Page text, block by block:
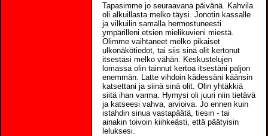
Tapasimme jo seuraavana päivänä. Kahvila
oli alkuillasta melko täysi. Jonotin kassalle
ja vilkuilin samalla hermostuneesti
ympärilleni etsien mielikuvieni miestä.
Olimme vaihtaneet melko pikaiset
ulkonäkötiedot, tai siis sinä olit kertonut
itsestäsi melko vähän. Keskustelujen
lomassa olin tainnut kertoa itsestäni paljon
enemmän. Latte vihdoin kädessäni käänsin
katsettani ja siinä sinä olit. Olin yhtäkkiä
siitä ihan varma. Hymysi oli juuri niin tietävä
ja katseesi vahva, arvioiva. Jo ennen kuin
istahdin sinua vastapäätä, tiesin - tai
ainakin toivoin kiihkeästi, että päätyisin
leluksesi.